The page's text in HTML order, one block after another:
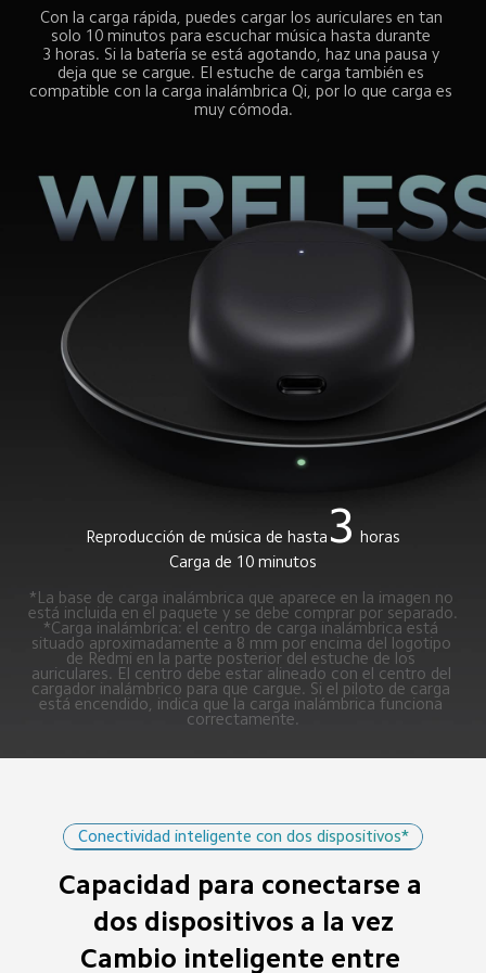
Con la carga rápida, puedes cargar los auriculares en tan
solo 10 minutos para escuchar música hasta durante
3 horas. Si la batería se está agotando, haz una pausa y
deja que se cargue. El estuche de carga también es
compatible con la carga inalámbrica Qi, por lo que carga es
muy cómoda.
Reproducción de música de hasta 3
horas
Carga de 10 minutos
*La base de carga inalámbrica que aparece en la imagen no
está incluida en el paquete y se debe comprar por separado.
*Carga inalámbrica: el centro de carga inalámbrica está
situado aproximadamente a 8 mm por encima del logotipo
de Redmi en la parte posterior del estuche de los
auriculares. El centro debe estar alineado con el centro del
cargador inalámbrico para que cargue. Si el piloto de carga
está encendido, indica que la carga inalámbrica funciona
correctamente.
Conectividad inteligente con dos dispositivos*
Capacidad para conectarse a
dos dispositivos a la vez
Cambio inteligente entre